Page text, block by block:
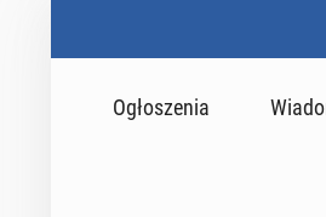
Ogłoszenia